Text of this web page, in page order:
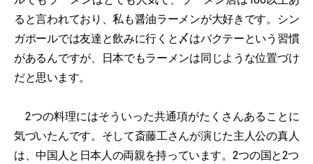
ると言われており、私も醤油ラーメンが大好きです。シン
ガポールでは友達と飲みに行くと〆はバクテーという習慣
があるんですが、日本でもラーメンは同じような位置づけ
だと思います。
2つの料理にはそういった共通項がたくさんあることに
気づいたんです。そして斎藤工さんが演じた主人公の真人
は、中国人と日本人の両親を持っています。2つの国と2つ